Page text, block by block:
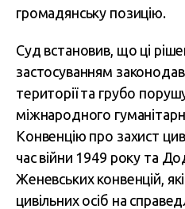
громадянську позицію.
Суд встановив, що ці
застосуванням
території та грубо
міжнародного
Конвенцію про захист
час війни 1949 року та
Женевських конвенцій,
цивільних осіб на